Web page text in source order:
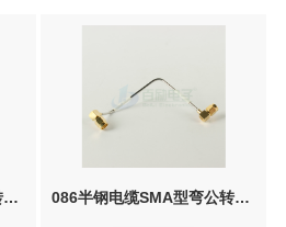
141半钢电缆SMA型弯公转SMA型弯公 086半钢电缆SMA型弯公转SMA型弯公